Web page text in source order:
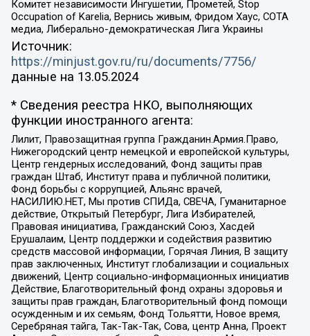
Комитет независимости Ингушетии, Прометей, Stop
Occupation of Karelia, Вернись живым, Фридом Хаус, СОТА
медиа, Либерально-демократическая Лига Украины
Источник:
https://minjust.gov.ru/ru/documents/7756/
данные на 13.05.2024
* Сведения реестра НКО, выполняющих
функции иностранного агента:
Лилит, Правозащитная группа Гражданин.Армия.Право,
Нижегородский центр немецкой и европейской культуры,
Центр гендерных исследований, Фонд защиты прав
граждан Штаб, Институт права и публичной политики,
Фонд борьбы с коррупцией, Альянс врачей,
НАСИЛИЮ.НЕТ, Мы против СПИДа, СВЕЧА, Гуманитарное
действие, Открытый Петербург, Лига Избирателей,
Правовая инициатива, Гражданский Союз, Хасдей
Ерушалаим, Центр поддержки и содействия развитию
средств массовой информации, Горячая Линия, В защиту
прав заключенных, Институт глобализации и социальных
движений, Центр социально-информационных инициатив
Действие, Благотворительный фонд охраны здоровья и
защиты прав граждан, Благотворительный фонд помощи
осужденным и их семьям, Фонд Тольятти, Новое время,
Серебряная тайга, Так-Так-Так, Сова, центр Анна, Проект